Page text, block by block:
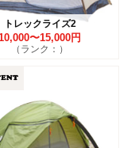
トレックライズ2
〜15,000円
（ランク：）